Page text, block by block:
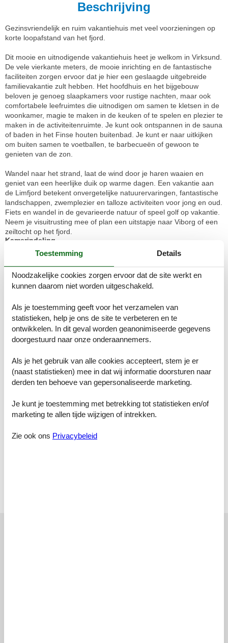
Beschrijving
Gezinsvriendelijk en ruim vakantiehuis met veel voorzieningen op
korte loopafstand van het fjord.
Dit mooie en uitnodigende vakantiehuis heet je welkom in Virksund.
De vele vierkante meters, de mooie inrichting en de fantastische
faciliteiten zorgen ervoor dat je hier een geslaagde uitgebreide
familievakantie zult hebben. Het hoofdhuis en het bijgebouw
beloven je genoeg slaapkamers voor rustige nachten, maar ook
comfortabele leefruimtes die uitnodigen om samen te kletsen in de
woonkamer, magie te maken in de keuken of te spelen en plezier te
maken in de activiteitenruimte. Je kunt ook ontspannen in de sauna
of baden in het Finse houten buitenbad. Je kunt er naar uitkijken
om buiten samen te voetballen, te barbecueën of gewoon te
genieten van de zon.
Wandel naar het strand, laat de wind door je haren waaien en
geniet van een heerlijke duik op warme dagen. Een vakantie aan
de Limfjord betekent onvergetelijke natuurervaringen, fantastische
landschappen, zwemplezier en talloze activiteiten voor jong en oud.
Fiets en wandel in de gevarieerde natuur of speel golf op vakantie.
Neem je visuitrusting mee of plan een uitstapje naar Viborg of een
zeiltocht op het fjord.
Kamerindeling
Slaapkamer, 2 personen
Stapelbed
Slaapkamer, 2 personen
Slaapkamer, 2 personen
Tweepersoonsbed
Slaapkamer, 2 personen
Badkamer
Toilet met warm en koud water, Douche en bad
Badkamer
Toilet met warm en koud water, Douche
Activiteitenkamer, 45 m²
Toestemming Details
Noodzakelijke cookies zorgen ervoor dat de site werkt en
kunnen daarom niet worden uitgeschakeld.
Als je toestemming geeft voor het verzamelen van
statistieken, help je ons de site te verbeteren en te
ontwikkelen. In dit geval worden geanonimiseerde gegevens
doorgestuurd naar onze onderaannemers.
Als je het gebruik van alle cookies accepteert, stem je er
(naast statistieken) mee in dat wij informatie doorsturen naar
derden ten behoeve van gepersonaliseerde marketing.
Je kunt je toestemming met betrekking tot statistieken en/of
marketing te allen tijde wijzigen of intrekken.
Zie ook ons Privacybeleid